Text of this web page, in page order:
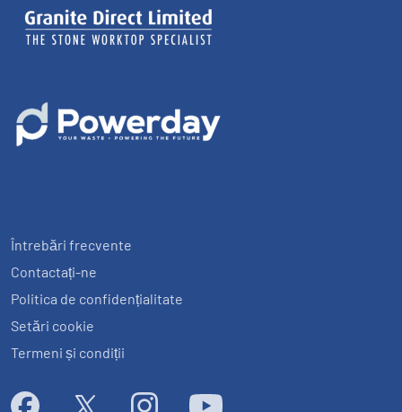
Întrebări frecvente
Contactați-ne
Politica de confidențialitate
Setări cookie
Termeni și condiții